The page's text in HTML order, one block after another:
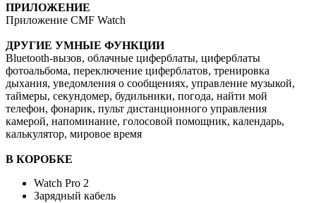
ПРИЛОЖЕНИЕ
Приложение CMF Watch
ДРУГИЕ УМНЫЕ ФУНКЦИИ
Bluetooth-вызов, облачные циферблаты, циферблаты
фотоальбома, переключение циферблатов, тренировка
дыхания, уведомления о сообщениях, управление музыкой,
таймеры, секундомер, будильники, погода, найти мой
телефон, фонарик, пульт дистанционного управления
камерой, напоминание, голосовой помощник, календарь,
калькулятор, мировое время
В КОРОБКЕ
Watch Pro 2
Зарядный кабель